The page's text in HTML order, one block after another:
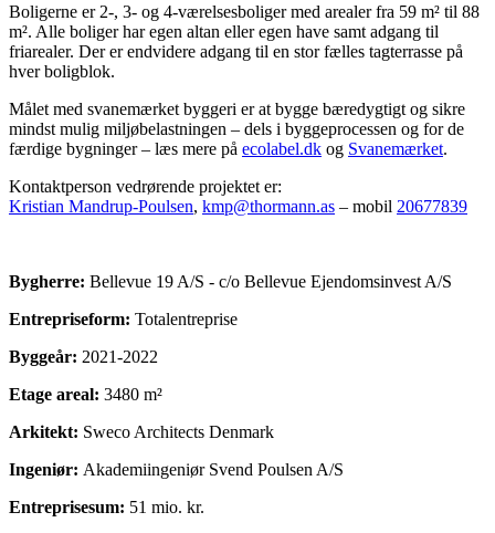
Boligerne er 2-, 3- og 4-værelsesboliger med arealer fra 59 m² til 88
m². Alle boliger har egen altan eller egen have samt adgang til
friarealer. Der er endvidere adgang til en stor fælles tagterrasse på
hver boligblok.
Målet med svanemærket byggeri er at bygge bæredygtigt og sikre
mindst mulig miljøbelastningen – dels i byggeprocessen og for de
færdige bygninger – læs mere på ecolabel.dk og Svanemærket.
Kontaktperson vedrørende projektet er:
Kristian Mandrup-Poulsen, kmp@thormann.as – mobil 20677839
Bygherre: Bellevue 19 A/S - c/o Bellevue Ejendomsinvest A/S
Entrepriseform: Totalentreprise
Byggeår: 2021-2022
Etage areal: 3480 m²
Arkitekt: Sweco Architects Denmark
Ingeniør: Akademiingeniør Svend Poulsen A/S
Entreprisesum: 51 mio. kr.